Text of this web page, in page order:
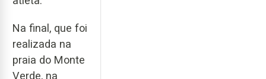
Na final, que foi
realizada na
praia do Monte
Verde, na